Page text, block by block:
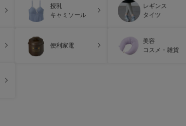
授乳
キャミソール
レギンス
タイツ
便利家電
美容
コスメ・雑貨